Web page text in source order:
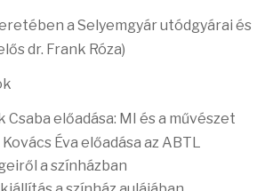
a Selyemgyár utódgyárai és
dr. Frank Róza)
Csaba előadása: MI és a művészet
Éva előadása az ABTL
a színházban